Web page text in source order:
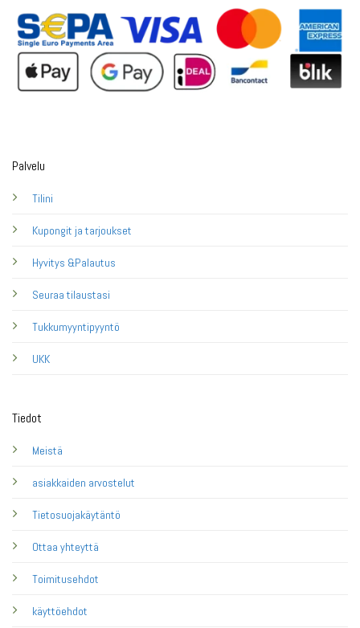
Palvelu
Tilini
Kupongit ja tarjoukset
Hyvitys &Palautus
Seuraa tilaustasi
Tukkumyyntipyyntö
UKK
Tiedot
Meistä
asiakkaiden arvostelut
Tietosuojakäytäntö
Ottaa yhteyttä
Toimitusehdot
käyttöehdot